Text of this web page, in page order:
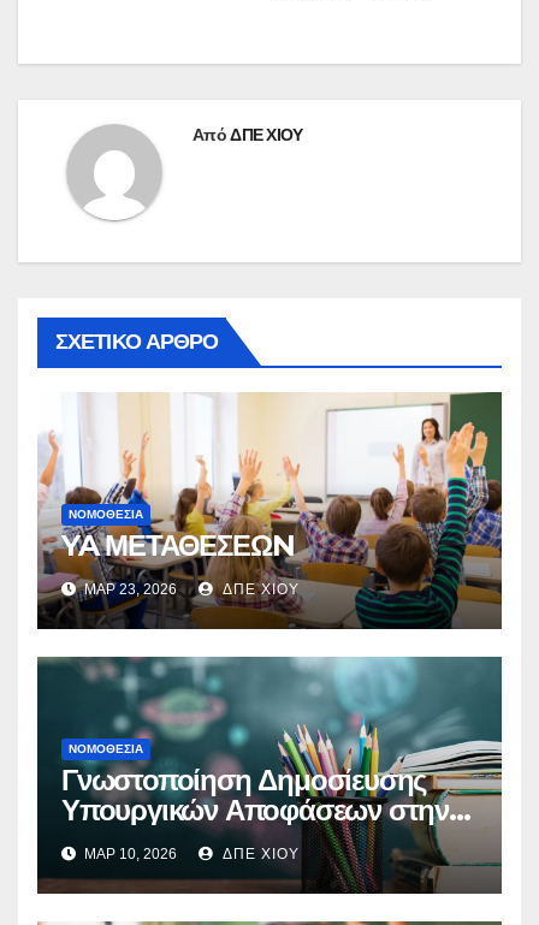
ΑπόΔΠΕ ΧΙΟΥ
ΣΧΕΤΙΚΌ ΆΡΘΡΟ
ΝΟΜΟΘΕΣΊΑ
YA ΜΕΤΑΘΕΣΕΩN
ΜΑΡ 23, 2026 ΔΠΕ ΧΙΟΥ
ΝΟΜΟΘΕΣΊΑ
Γνωστοποίηση Δημοσίευσης
Υπουργικών Αποφάσεων στην
Εφημερίδα της Κυβέρνησης
ΜΑΡ 10, 2026 ΔΠΕ ΧΙΟΥ